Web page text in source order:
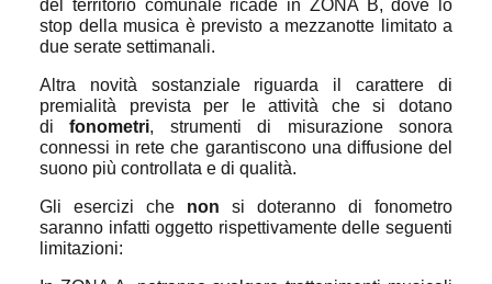
del territorio comunale ricade in ZONA B, dove lo
stop della musica è previsto a mezzanotte limitato a
due serate settimanali.
Altra novità sostanziale riguarda il carattere di
premialità prevista per le attività che si dotano
difonometri, strumenti di misurazione sonora
connessi in rete che garantiscono una diffusione del
suono più controllata e di qualità.
Gli esercizi che non si doteranno di fonometro
saranno infatti oggetto rispettivamente delle seguenti
limitazioni: